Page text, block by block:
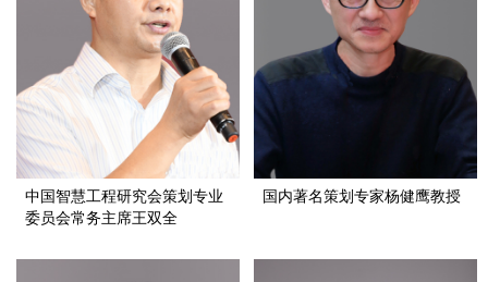
中国智慧工程研究会策划专业
委员会常务主席王双全
国内著名策划专家杨健鹰教授